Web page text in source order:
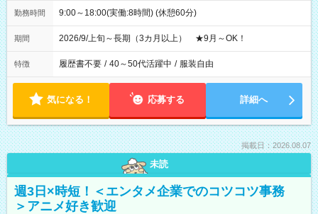
勤務時間 9:00～18:00(実働:8時間) (休憩60分)
期間 2026/9/上旬～長期（3カ月以上） ★9月～OK！
特徴 履歴書不要 / 40～50代活躍中 / 服装自由
気になる！ 応募する 詳細へ
掲載日：2026.08.07
未読
週3日×時短！＜エンタメ企業でのコツコツ事務
＞アニメ好き歓迎